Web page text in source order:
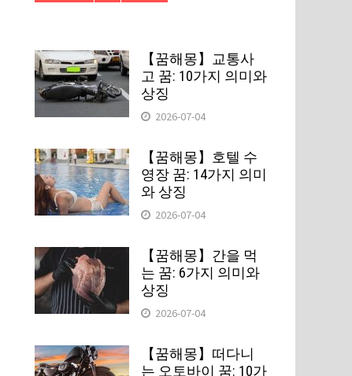
【꿈해몽】교통사
고 꿈: 10가지 의미와
상징
2026-07-04
【꿈해몽】호텔 수
영장 꿈: 14가지 의미
와 상징
2026-07-04
【꿈해몽】간을 먹
는 꿈: 6가지 의미와
상징
2026-07-04
【꿈해몽】떠다니
는 오토바이 꿈: 10가